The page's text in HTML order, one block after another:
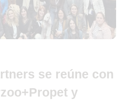
se reúne con
y